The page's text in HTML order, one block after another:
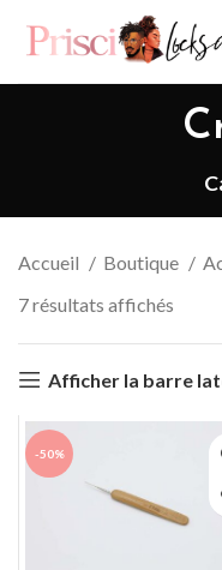
Accueil Boutique
7 résultats affichés
Afficher la barre
-50%